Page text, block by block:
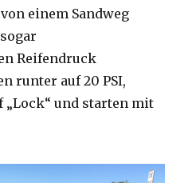
einem Sandweg
Reifendruck
runter auf 20 PSI,
„Lock“ und starten mit